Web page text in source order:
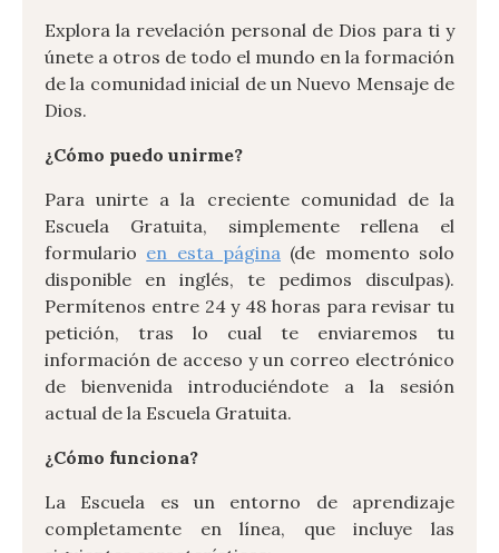
Explora la revelación personal de Dios para ti y
únete a otros de todo el mundo en la formación
de la comunidad inicial de un Nuevo Mensaje de
Dios.
¿Cómo puedo unirme?
Para unirte a la creciente comunidad de la
Escuela Gratuita, simplemente rellena el
formulario en esta página (de momento solo
disponible en inglés, te pedimos disculpas).
Permítenos entre 24 y 48 horas para revisar tu
petición, tras lo cual te enviaremos tu
información de acceso y un correo electrónico
de bienvenida introduciéndote a la sesión
actual de la Escuela Gratuita.
¿Cómo funciona?
La Escuela es un entorno de aprendizaje
completamente en línea, que incluye las